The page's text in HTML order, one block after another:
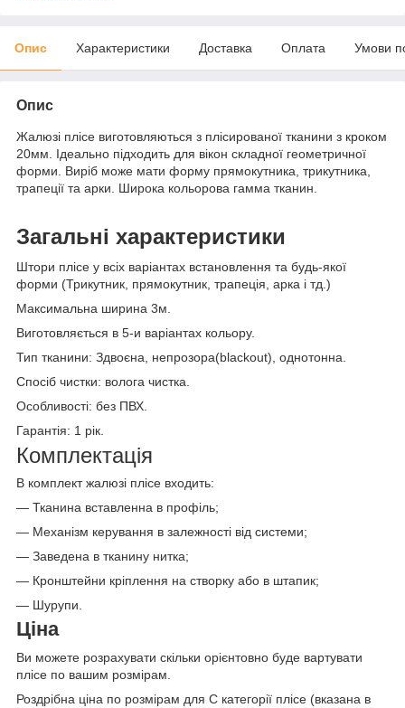
Опис Характеристики Доставка Оплата Умови
Опис
Жалюзі плісе виготовляються з плісированої тканини з кроком
20мм. Ідеально підходить для вікон складної геометричної
форми. Виріб може мати форму прямокутника, трикутника,
трапеції та арки. Широка кольорова гамма тканин.
Загальні характеристики
Штори плісе у всіх варіантах встановлення та будь-якої
форми (Трикутник, прямокутник, трапеція, арка і тд.)
Максимальна ширина 3м.
Виготовляється в 5-и варіантах кольору.
Тип тканини: Здвоєна, непрозора(blackout), однотонна.
Спосіб чистки: волога чистка
Особливості: без ПВХ.
Гарантія: 1 рік.
Комплектація
В комплект жалюзі плісе входить:
— Тканина вставленна в профіль;
— Механізм керування в залежності від системи;
— Заведена в тканину нитка;
— Кронштейни кріплення на створку або в штапик;
— Шурупи.
Ціна
Ви можете розрахувати скільки орієнтовно буде вартувати
плісе по вашим розмірам.
Роздрібна ціна по розмірам для C категорії плісе (вказана в